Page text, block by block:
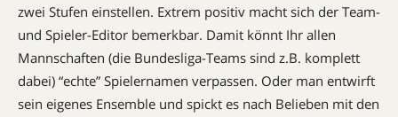
zwei Stufen einstellen. Extrem positiv macht sich der Team-
und Spieler-Editor bemerkbar. Damit könnt Ihr allen
Mannschaften (die Bundesliga-Teams sind z.B. komplett
dabei) “echte” Spielernamen verpassen. Oder man entwirft
sein eigenes Ensemble und spickt es nach Belieben mit den